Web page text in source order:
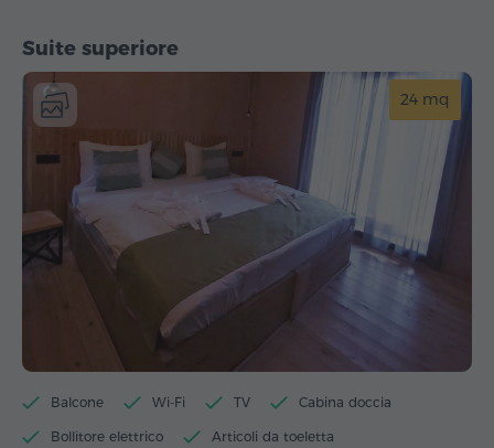
Suite superiore
24 mq
Balcone Wi-Fi TV Cabina doccia
Bollitore elettrico Articoli da toeletta